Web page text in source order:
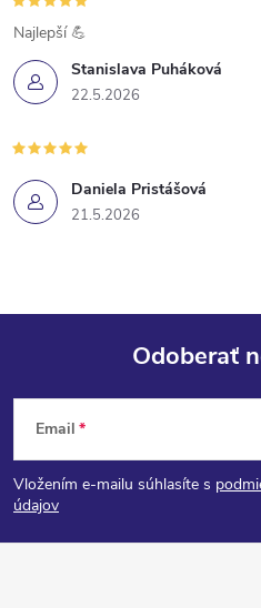
Stanislava Puháková
22.5.2026
Najlepší 💪
Daniela Pristášová
21.5.2026
Z
á
p
Odoberať
Email
Vložením e-mailu súhlasíte s
údajov